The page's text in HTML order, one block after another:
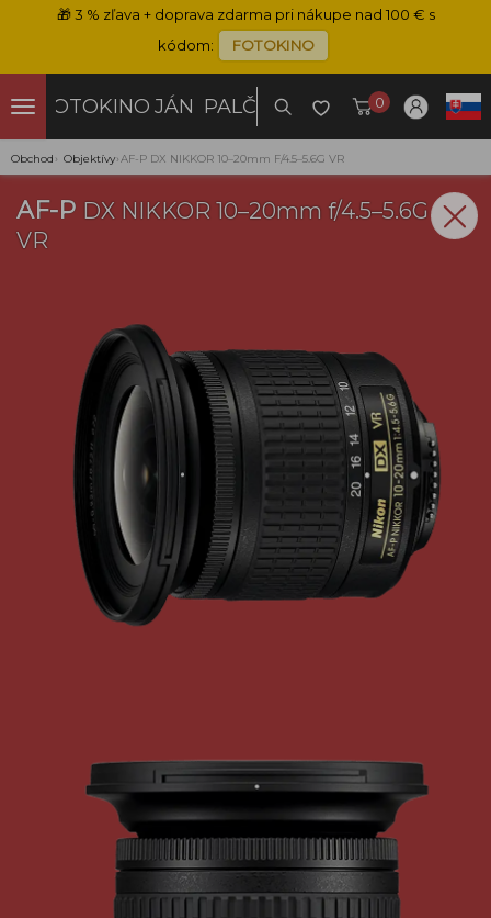
🎁3 % zľava + doprava zdarma pri nákupe nad 100 € s
kódom:
FOTOKINO
FOTOKINO JÁN PALČO 0
Obchod › Objektívy›AF-P DX NIKKOR 10–20mm F/4.5–5.6G VR
AF-P DX NIKKOR 10–20mm f/4.5–5.6G
VR